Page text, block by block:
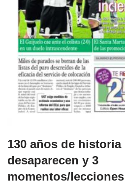
130 años de historia
desaparecen y 3
momentos/